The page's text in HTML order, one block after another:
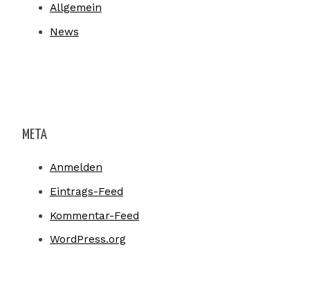
Allgemein
News
META
Anmelden
Eintrags-Feed
Kommentar-Feed
WordPress.org